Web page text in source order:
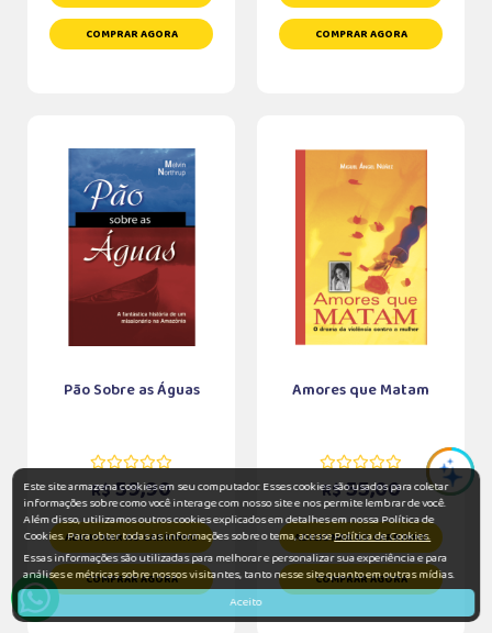
COMPRAR AGORA COMPRAR AGORA
Pão Sobre as Águas
R$59,90
ADICIONAR AO CARRINHO
COMPRAR AGORA
Amores que Matam
R$55,00
ADICIONAR AO CARRINHO
COMPRAR AGORA
Este site armazena cookies em seu computador. Esses cookies são usados para coletar
informações sobre como você interage com nosso site e nos permite lembrar de você.
Além disso, utilizamos outros cookies explicados em detalhes em nossa Política de
Cookies. Para obter todas as informações sobre o tema, acessePolítica de Cookies.
Essas informações são utilizadas para melhorar e personalizar sua experiência e para
análises e métricas sobre nossos visitantes, tanto nesse site quanto em outras mídias.
Aceito